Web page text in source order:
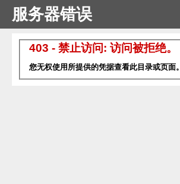
服务器错误
403 - 禁止访问: 访问被拒绝。
您无权使用所提供的凭据查看此目录或页面。